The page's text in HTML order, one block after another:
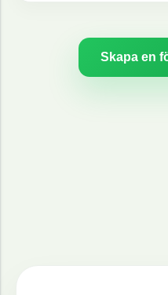
Skapa en